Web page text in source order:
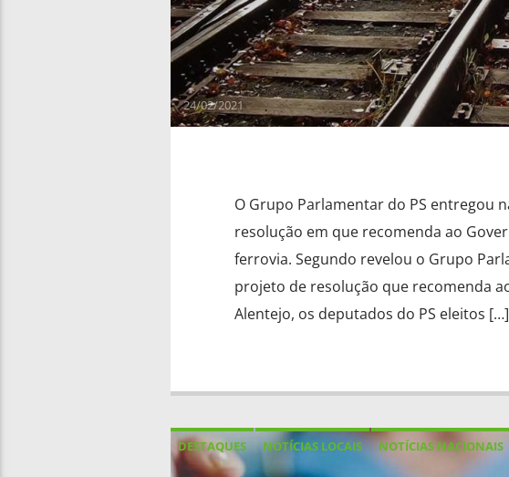
24/02/2021
O Grupo Parlamentar do PS entregou
resolução em que recomenda ao
ferrovia. Segundo revelou o Grupo
projeto de resolução que recomenda
Alentejo, os deputados do PS eleitos […]
DESTAQUES NOTÍCIAS LOCAIS NOTÍCIAS NACIONAIS